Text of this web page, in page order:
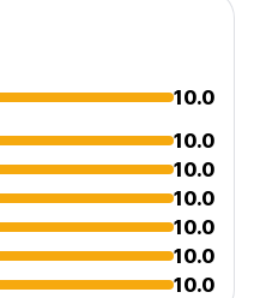
10.0
10.0
10.0
10.0
10.0
10.0
10.0